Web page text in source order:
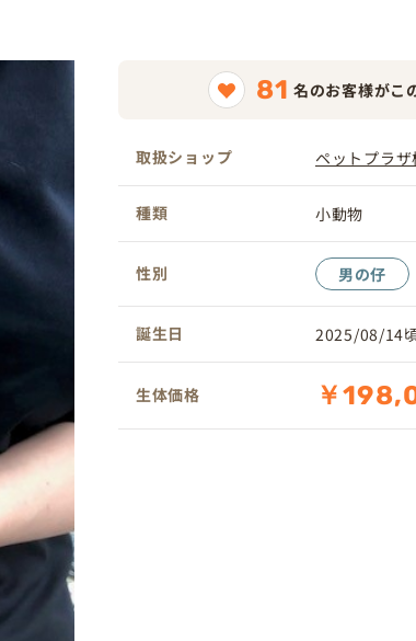
81 名のお客様がこ
取扱ショップ ペットプラ
種類 小動物
性別 男の仔
誕生日 2025/08/14
生体価格 ￥